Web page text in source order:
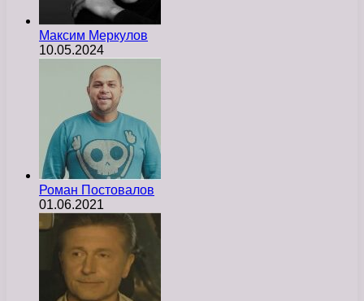
Максим Меркулов
10.05.2024
Роман Постовалов
01.06.2021